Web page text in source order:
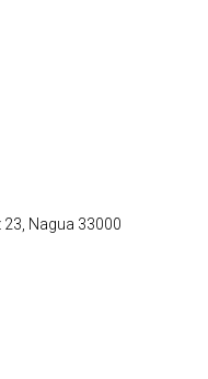
23, Nagua 33000